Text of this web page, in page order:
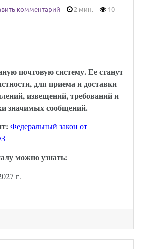
комментарий 2 мин. 10
почтовую систему. Ее станут
для приема и доставки
извещений, требований и
значимых сообщений.
Федеральный закон от
можно узнать:
г.